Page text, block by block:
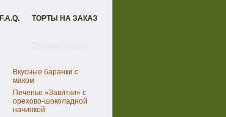
F.A.Q. ТОРТЫ НА ЗАКАЗ
Вкусные баранки с
маком
Печенье «Завитки» с
орехово-шоколадной
начинкой